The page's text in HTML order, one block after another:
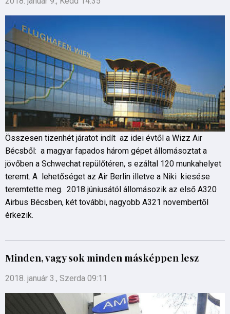
Összesen tizenhét járatot indít az idei évtől a Wizz Air
Bécsből: a magyar fapados három gépet állomásoztat a
jövőben a Schwechat repülőtéren, s ezáltal 120 munkahelyet
teremt. A lehetőséget az Air Berlin illetve a Niki kiesése
teremtette meg. 2018 júniusától állomásozik az első A320
Airbus Bécsben, két további, nagyobb A321 novembertől
érkezik.
Minden, vagy sok minden másképpen lesz
2018. január 3., Szerda 09:11